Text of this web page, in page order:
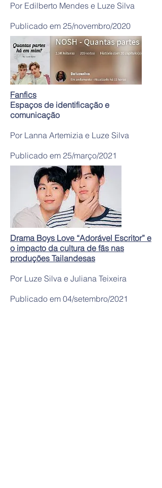
Por Edilberto Mendes e Luze Silva
Publicado em 25/novembro/2020
Fanfics
Espaços de identificação e
comunicação
Por Lanna Artemizia e Luze Silva
Publicado em 25/março/2021
Drama Boys Love “Adorável Escritor” e
o impacto da cultura de fãs nas
produções Tailandesas
Por Luze Silva e Juliana Teixeira
Publicado em 04/setembro/2021